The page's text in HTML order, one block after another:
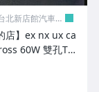
北新店館汽車精
店】ex nx ux ca
充車美仕/保固3